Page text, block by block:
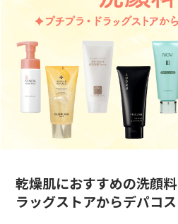
乾燥肌におすすめの洗顔
ラッグストアからデパコ